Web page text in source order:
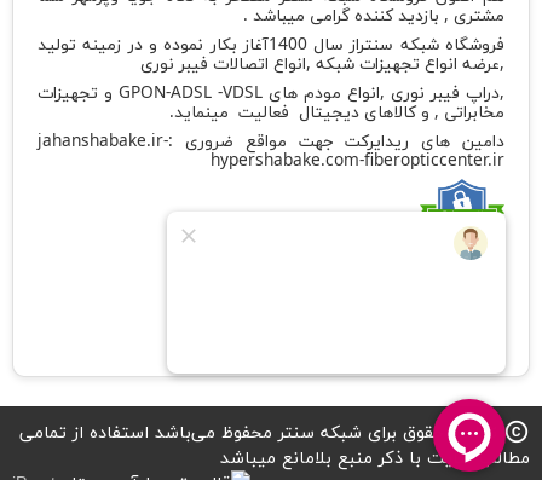
مشتری , بازدید کننده گرامی میباشد .
فروشگاه شبکه سنتراز سال 1400آغاز بکار نموده و در زمینه تولید
,عرضه انواع تجهیزات شبکه ,انواع اتصالات فیبر نوری
,دراپ فیبر نوری ,انواع مودم های GPON-ADSL -VDSL و تجهیزات
مخابراتی , و کالاهای دیجیتال فعالیت مینماید.
دامین های ریدایرکت جهت مواقع ضروری : jahanshabake.ir-
hypershabake.com-fiberopticcenter.ir
copyrightتمامی حقوق برای شبکه سنتر محفوظ می‌باشد استفاده از تمامی
مطالب سایت با ذکر منبع بلامانع میباشد